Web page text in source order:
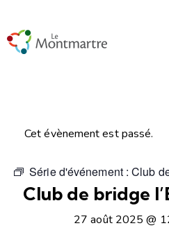
Cet évènement est passé.
Série d'événement :Club
Club de bridge
27 août 2025 @